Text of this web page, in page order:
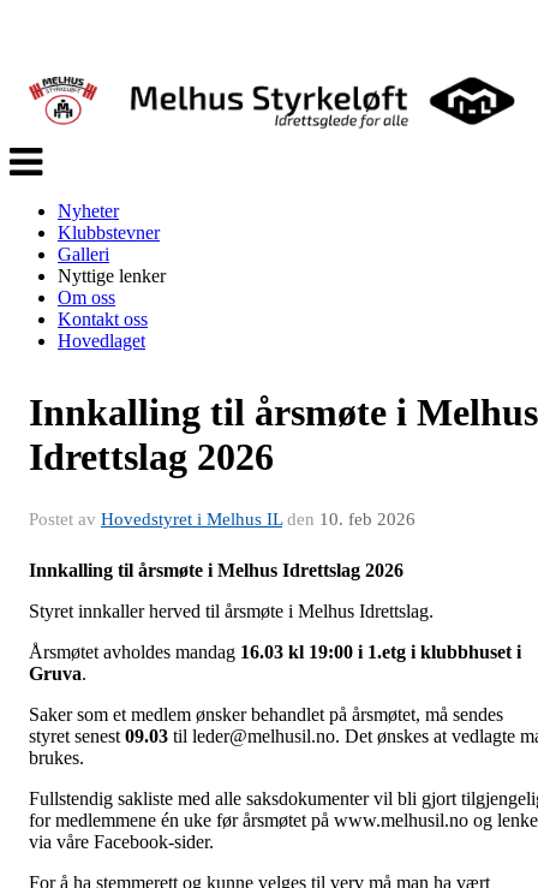
Veksle
navigasjon
Nyheter
Klubbstevner
Galleri
Nyttige lenker
Om oss
Kontakt oss
Hovedlaget
Innkalling til årsmøte i Melhus
Idrettslag 2026
Postet av Hovedstyret i Melhus ILden 10. feb 2026
Innkalling til årsmøte i Melhus Idrettslag 2026
Styret innkaller herved til årsmøte i Melhus Idrettslag.
Årsmøtet avholdes mandag 16.03 kl 19:00 i 1.etg i klubbhuset i
Gruva.
Saker som et medlem ønsker behandlet på årsmøtet, må sendes
styret senest 09.03 til leder@melhusil.no. Det ønskes at vedlagte
brukes.
Fullstendig sakliste med alle saksdokumenter vil bli gjort
for medlemmene én uke før årsmøtet på www.melhusil.no og lenke
via våre Facebook-sider.
For å ha stemmerett og kunne velges til verv må man ha vært